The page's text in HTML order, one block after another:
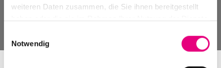
weiteren Daten zusammen, die Sie ihnen bereitgestellt
Notwendig
Past events, festivals, and venues